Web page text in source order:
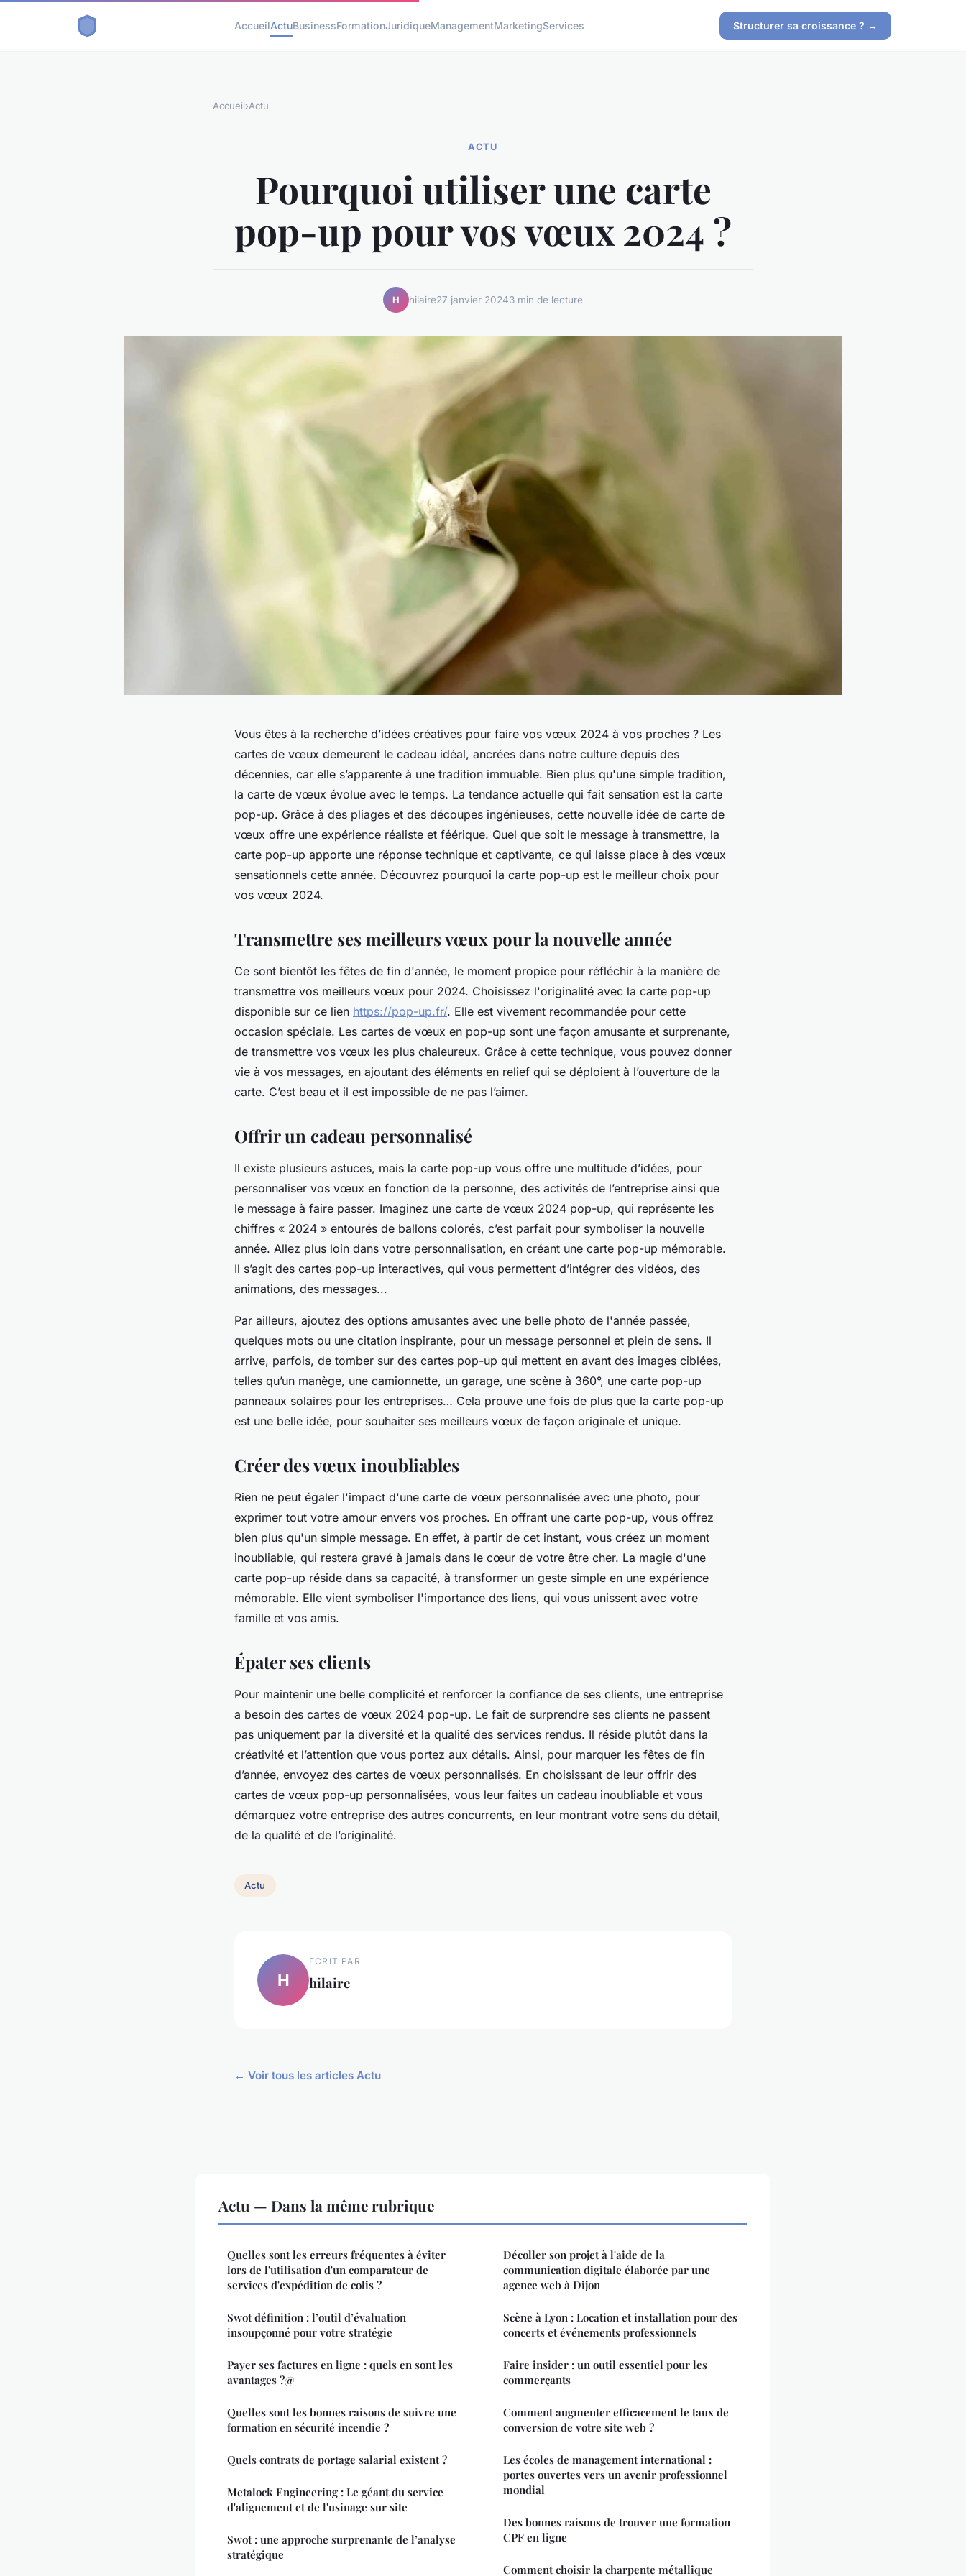
AccueilActuBusinessFormationJuridiqueManagementMarketingServices Structurer sa croissance ? →
Accueil›Actu
ACTU
Pourquoi utiliser une carte
pop-up pour vos vœux 2024 ?
H hilaire27 janvier 20243 min de lecture
Vous êtes à la recherche d’idées créatives pour faire vos vœux 2024 à vos proches ? Les
cartes de vœux demeurent le cadeau idéal, ancrées dans notre culture depuis des
décennies, car elle s’apparente à une tradition immuable. Bien plus qu'une simple tradition,
la carte de vœux évolue avec le temps. La tendance actuelle qui fait sensation est la carte
pop-up. Grâce à des pliages et des découpes ingénieuses, cette nouvelle idée de carte de
vœux offre une expérience réaliste et féérique. Quel que soit le message à transmettre, la
carte pop-up apporte une réponse technique et captivante, ce qui laisse place à des vœux
sensationnels cette année. Découvrez pourquoi la carte pop-up est le meilleur choix pour
vos vœux 2024.
Transmettre ses meilleurs vœux pour la nouvelle année
Ce sont bientôt les fêtes de fin d'année, le moment propice pour réfléchir à la manière de
transmettre vos meilleurs vœux pour 2024. Choisissez l'originalité avec la carte pop-up
disponible sur ce lien https://pop-up.fr/. Elle est vivement recommandée pour cette
occasion spéciale. Les cartes de vœux en pop-up sont une façon amusante et surprenante,
de transmettre vos vœux les plus chaleureux. Grâce à cette technique, vous pouvez donner
vie à vos messages, en ajoutant des éléments en relief qui se déploient à l’ouverture de la
carte. C’est beau et il est impossible de ne pas l’aimer.
Offrir un cadeau personnalisé
Il existe plusieurs astuces, mais la carte pop-up vous offre une multitude d’idées, pour
personnaliser vos vœux en fonction de la personne, des activités de l’entreprise ainsi que
le message à faire passer. Imaginez une carte de vœux 2024 pop-up, qui représente les
chiffres « 2024 » entourés de ballons colorés, c’est parfait pour symboliser la nouvelle
année. Allez plus loin dans votre personnalisation, en créant une carte pop-up mémorable.
Il s’agit des cartes pop-up interactives, qui vous permettent d’intégrer des vidéos, des
animations, des messages...
Par ailleurs, ajoutez des options amusantes avec une belle photo de l'année passée,
quelques mots ou une citation inspirante, pour un message personnel et plein de sens. Il
arrive, parfois, de tomber sur des cartes pop-up qui mettent en avant des images ciblées,
telles qu’un manège, une camionnette, un garage, une scène à 360°, une carte pop-up
panneaux solaires pour les entreprises… Cela prouve une fois de plus que la carte pop-up
est une belle idée, pour souhaiter ses meilleurs vœux de façon originale et unique.
Créer des vœux inoubliables
Rien ne peut égaler l'impact d'une carte de vœux personnalisée avec une photo, pour
exprimer tout votre amour envers vos proches. En offrant une carte pop-up, vous offrez
bien plus qu'un simple message. En effet, à partir de cet instant, vous créez un moment
inoubliable, qui restera gravé à jamais dans le cœur de votre être cher. La magie d'une
carte pop-up réside dans sa capacité, à transformer un geste simple en une expérience
mémorable. Elle vient symboliser l'importance des liens, qui vous unissent avec votre
famille et vos amis.
Épater ses clients
Pour maintenir une belle complicité et renforcer la confiance de ses clients, une entreprise
a besoin des cartes de vœux 2024 pop-up. Le fait de surprendre ses clients ne passent
pas uniquement par la diversité et la qualité des services rendus. Il réside plutôt dans la
créativité et l’attention que vous portez aux détails. Ainsi, pour marquer les fêtes de fin
d’année, envoyez des cartes de vœux personnalisés. En choisissant de leur offrir des
cartes de vœux pop-up personnalisées, vous leur faites un cadeau inoubliable et vous
démarquez votre entreprise des autres concurrents, en leur montrant votre sens du détail,
de la qualité et de l’originalité.
Actu
H
ECRIT PAR
hilaire
← Voir tous les articles Actu
Actu — Dans la même rubrique
Quelles sont les erreurs fréquentes à éviter
lors de l'utilisation d'un comparateur de
services d'expédition de colis ?
Swot définition : l’outil d’évaluation
insoupçonné pour votre stratégie
Payer ses factures en ligne : quels en sont les
avantages ?@
Quelles sont les bonnes raisons de suivre une
formation en sécurité incendie ?
Quels contrats de portage salarial existent ?
Metalock Engineering : Le géant du service
d'alignement et de l'usinage sur site
Swot : une approche surprenante de l’analyse
stratégique
Décoller son projet à l'aide de la
communication digitale élaborée par une
agence web à Dijon
Scène à Lyon : Location et installation pour des
concerts et événements professionnels
Faire insider : un outil essentiel pour les
commerçants
Comment augmenter efficacement le taux de
conversion de votre site web ?
Les écoles de management international :
portes ouvertes vers un avenir professionnel
mondial
Des bonnes raisons de trouver une formation
CPF en ligne
Comment choisir la charpente métallique